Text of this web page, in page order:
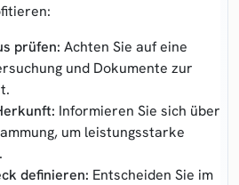
prüfen: Achten Sie auf eine
und Dokumente zur
Informieren Sie sich über
um leistungsstarke
definieren: Entscheiden Sie im